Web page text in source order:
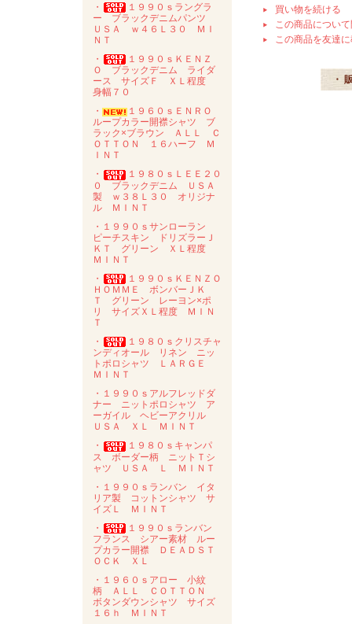
・
１９９０ｓラングラ
ー ブラックデニムパンツ
ＵＳＡ ｗ４６Ｌ３０ ＭＩ
ＮＴ
・
１９９０ｓＫＥＮＺ
Ｏ ブラックデニム ライダ
ース サイズＦ ＸＬ程度
身幅７０
・
１９６０ｓＥＮＲＯ
ループカラー開襟シャツ ブ
ラック×ブラウン ＡＬＬ Ｃ
ＯＴＴＯＮ １６ハーフ Ｍ
ＩＮＴ
・
１９８０ｓＬＥＥ２０
０ ブラックデニム ＵＳＡ
製 ｗ３８Ｌ３０ オリジナ
ル ＭＩＮＴ
・１９９０ｓサンローラン
ピーチスキン ドリズラーＪ
ＫＴ グリーン ＸＬ程度
ＭＩＮＴ
・
１９９０ｓＫＥＮＺＯ
ＨＯＭＭＥ ボンバーＪＫ
Ｔ グリーン レーヨン×ポ
リ サイズＸＬ程度 ＭＩＮ
Ｔ
・
１９８０ｓクリスチャ
ンディオール リネン ニッ
トポロシャツ ＬＡＲＧＥ
ＭＩＮＴ
・１９９０ｓアルフレッドダ
ナー ニットポロシャツ ア
ーガイル ヘビーアクリル
ＵＳＡ ＸＬ ＭＩＮＴ
・
１９８０ｓキャンパ
ス ボーダー柄 ニットＴシ
ャツ ＵＳＡ Ｌ ＭＩＮＴ
・１９９０ｓランバン イタ
リア製 コットンシャツ サ
イズＬ ＭＩＮＴ
・
１９９０ｓランバン
フランス シアー素材 ルー
プカラー開襟 ＤＥＡＤＳＴ
ＯＣＫ ＸＬ
・１９６０ｓアロー 小紋
柄 ＡＬＬ ＣＯＴＴＯＮ
ボタンダウンシャツ サイズ
１６ｈ ＭＩＮＴ
買い物を続ける
この商品につい
この商品を友達
・